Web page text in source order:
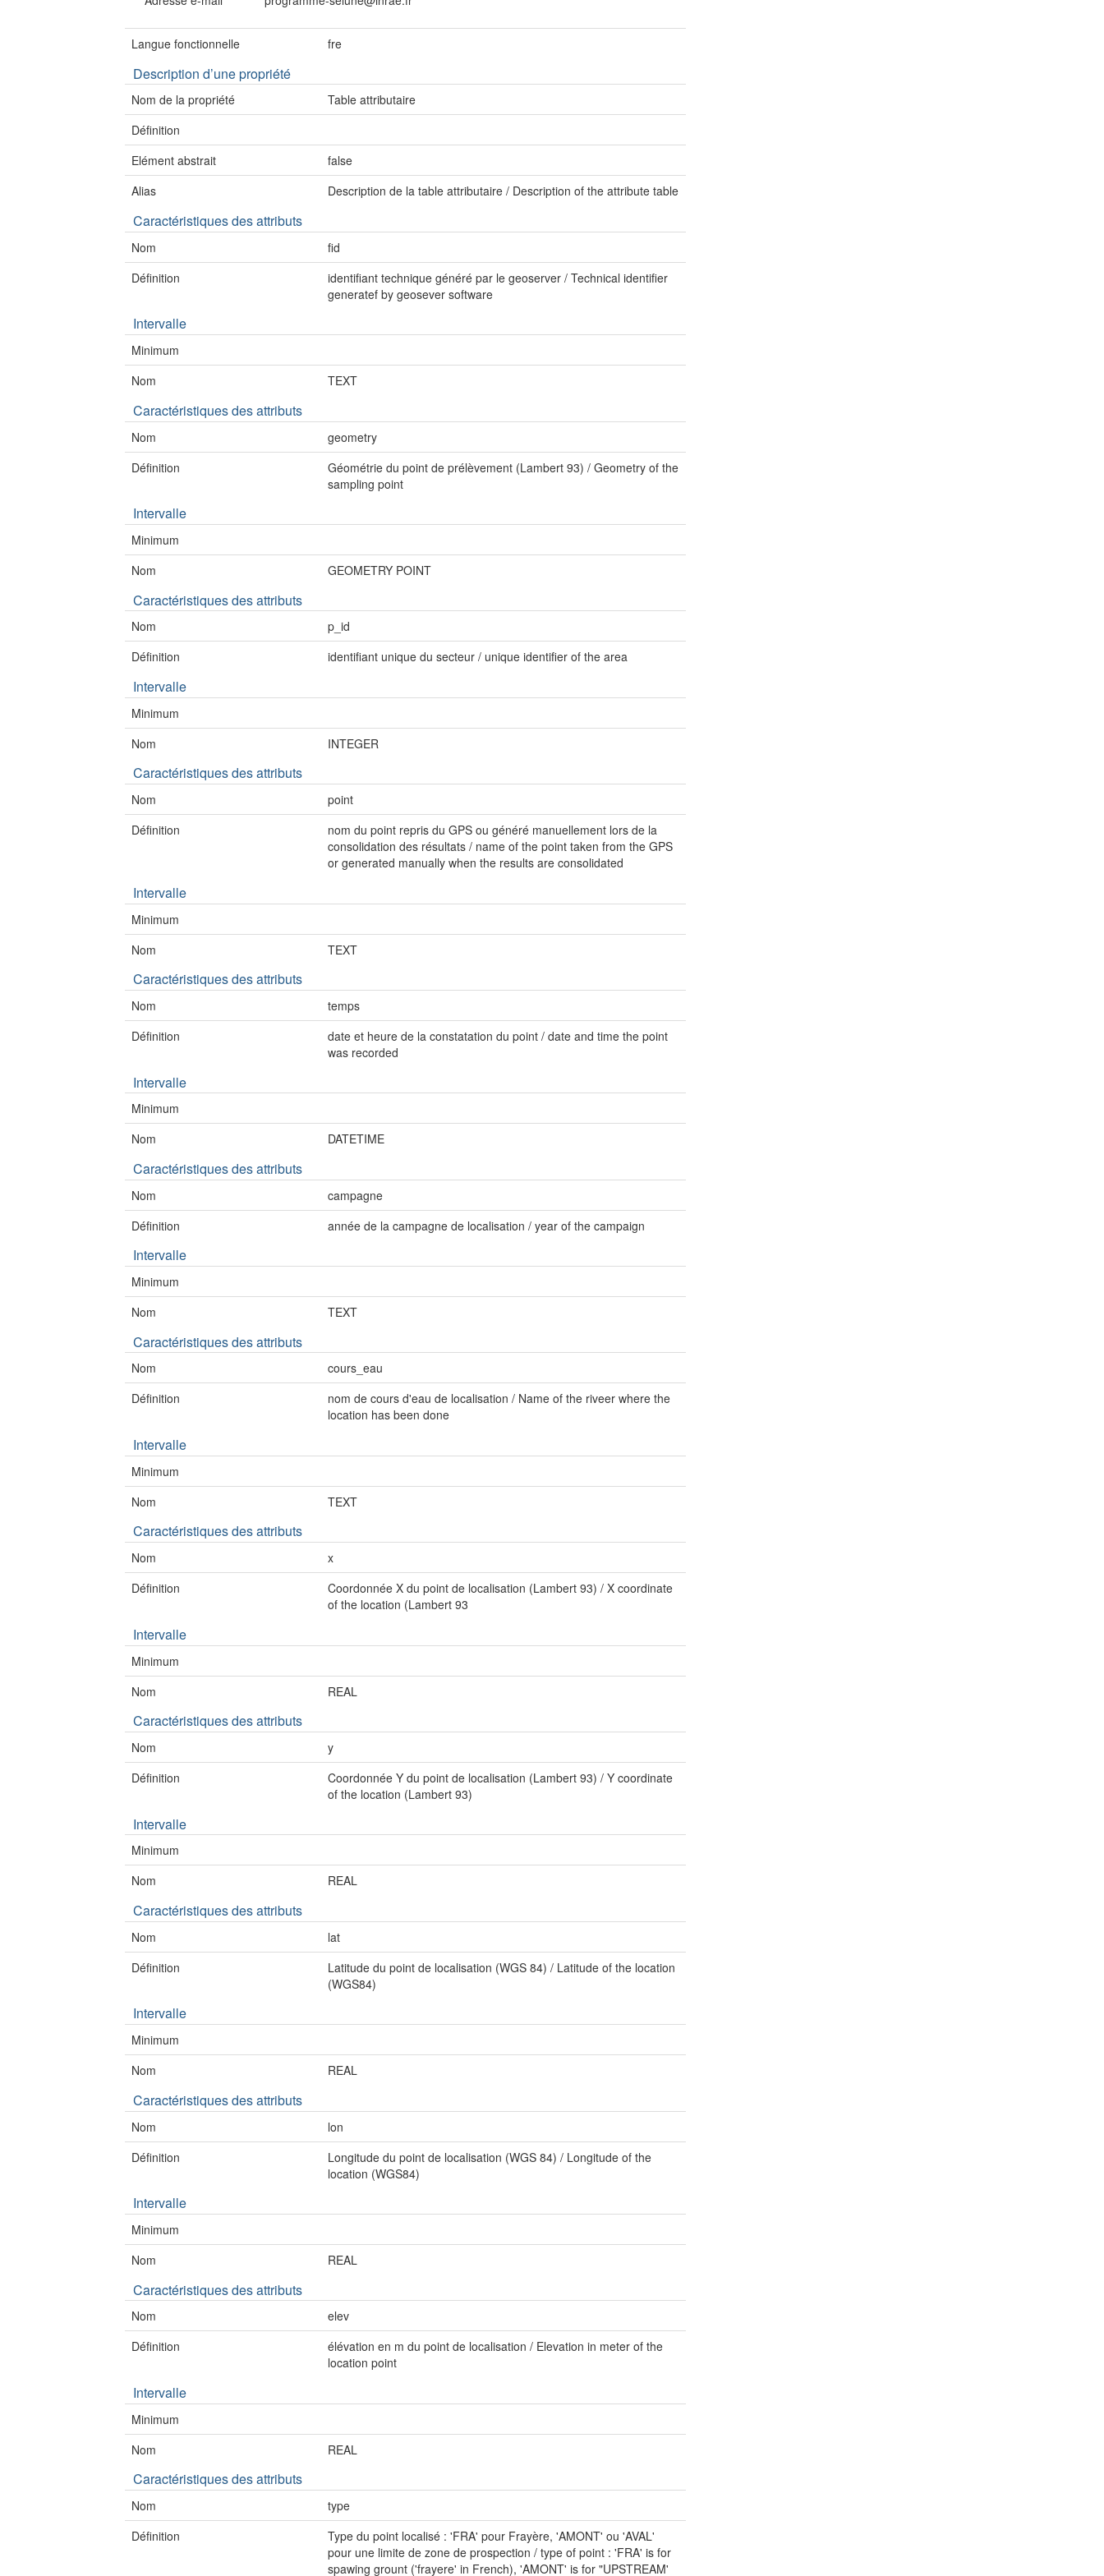
Langue fonctionnelle fre
Description d’une propriété
Nom de la propriété
Table attributaire
Définition
Elément abstrait
false
Alias
Description de la table attributaire / Description of the attribute table
Caractéristiques des attributs
Nom
fid
Définition
identifiant technique généré par le geoserver / Technical identifier
generatef by geosever software
Intervalle
Minimum
Nom
TEXT
Caractéristiques des attributs
Nom
geometry
Définition
Géométrie du point de prélèvement (Lambert 93) / Geometry of the
sampling point
Intervalle
Minimum
Nom
GEOMETRY POINT
Caractéristiques des attributs
Nom
p_id
Définition
identifiant unique du secteur / unique identifier of the area
Intervalle
Minimum
Nom
INTEGER
Caractéristiques des attributs
Nom
point
Définition
nom du point repris du GPS ou généré manuellement lors de la
consolidation des résultats / name of the point taken from the GPS
or generated manually when the results are consolidated
Intervalle
Minimum
Nom
TEXT
Caractéristiques des attributs
Nom
temps
Définition
date et heure de la constatation du point / date and time the point
was recorded
Intervalle
Minimum
Nom
DATETIME
Caractéristiques des attributs
Nom
campagne
Définition
année de la campagne de localisation / year of the campaign
Intervalle
Minimum
Nom
TEXT
Caractéristiques des attributs
Nom
cours_eau
Définition
nom de cours d'eau de localisation / Name of the riveer where the
location has been done
Intervalle
Minimum
Nom
TEXT
Caractéristiques des attributs
Nom
x
Définition
Coordonnée X du point de localisation (Lambert 93) / X coordinate
of the location (Lambert 93
Intervalle
Minimum
Nom
REAL
Caractéristiques des attributs
Nom
y
Définition
Coordonnée Y du point de localisation (Lambert 93) / Y coordinate
of the location (Lambert 93)
Intervalle
Minimum
Nom
REAL
Caractéristiques des attributs
Nom
lat
Définition
Latitude du point de localisation (WGS 84) / Latitude of the location
(WGS84)
Intervalle
Minimum
Nom
REAL
Caractéristiques des attributs
Nom
lon
Définition
Longitude du point de localisation (WGS 84) / Longitude of the
location (WGS84)
Intervalle
Minimum
Nom
REAL
Caractéristiques des attributs
Nom
elev
Définition
élévation en m du point de localisation / Elevation in meter of the
location point
Intervalle
Minimum
Nom
REAL
Caractéristiques des attributs
Nom
type
Définition
Type du point localisé : 'FRA' pour Frayère, 'AMONT' ou 'AVAL'
pour une limite de zone de prospection / type of point : 'FRA' is for
spawing grount ('frayere' in French), 'AMONT' is for "UPSTREAM'